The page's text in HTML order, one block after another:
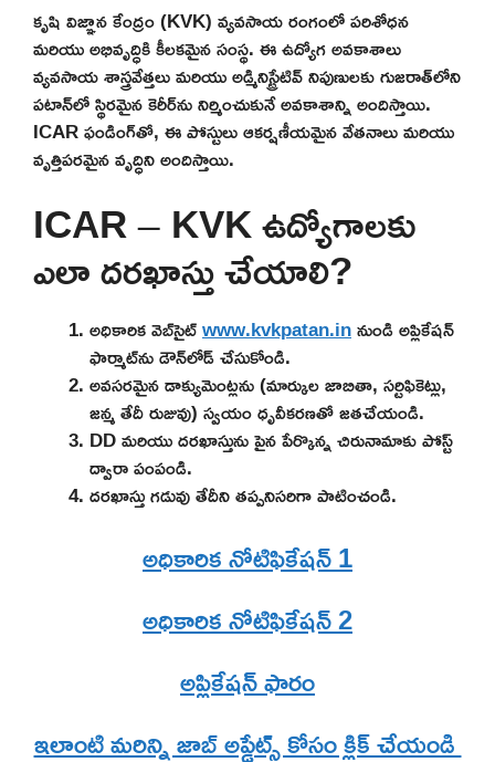
కృషి విజ్ఞాన కేంద్రం (KVK) వ్యవసాయ రంగంలో పరిశోధన
మరియు అభివృద్ధికి కీలకమైన సంస్థ. ఈ ఉద్యోగ అవకాశాలు
వ్యవసాయ శాస్త్రవేత్తలు మరియు అడ్మినిస్ట్రేటివ్ నిపుణులకు గుజరాత్‌లోని
పటాన్‌లో స్థిరమైన కెరీర్‌ను నిర్మించుకునే అవకాశాన్ని అందిస్తాయి.
ICAR ఫండింగ్‌తో, ఈ పోస్టులు ఆకర్షణీయమైన వేతనాలు మరియు
వృత్తిపరమైన వృద్ధిని అందిస్తాయి.
ICAR – KVK ఉద్యోగాలకు
ఎలా దరఖాస్తు చేయాలి?
అధికారిక వెబ్‌సైట్www.kvkpatan.inనుండి అప్లికేషన్
ఫార్మాట్‌ను డౌన్‌లోడ్ చేసుకోండి.
అవసరమైన డాక్యుమెంట్లను (మార్కుల జాబితా, సర్టిఫికెట్లు,
జన్మ తేదీ రుజువు) స్వయం ధృవీకరణతో జతచేయండి.
DD మరియు దరఖాస్తును పైన పేర్కొన్న చిరునామాకు పోస్ట్
ద్వారా పంపండి.
దరఖాస్తు గడువు తేదీని తప్పనిసరిగా పాటించండి.
అధికారిక నోటిఫికేషన్ 1
అధికారిక నోటిఫికేషన్ 2
అప్లికేషన్ ఫారం
ఇలాంటి మరిన్ని జాబ్ అప్డేట్స్ కోసం క్లిక్ చేయండి